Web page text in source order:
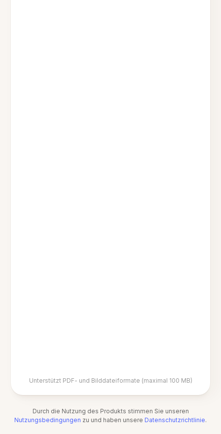
Unterstützt PDF- und Bilddateiformate (maximal 100 MB)
Durch die Nutzung des Produkts stimmen Sie unseren
Nutzungsbedingungen zu und haben unsere Datenschutzrichtlinie.